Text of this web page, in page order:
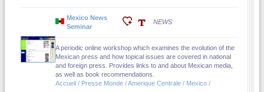
Mexico News
Seminar
NEWS
A periodic online workshop which examines the evolution of the
Mexican press and how topical issues are covered in national
and foreign press. Provides links to and about Mexican media,
as well as book recommendations.
Accueil / Presse Monde / Amerique Centrale / Mexico /